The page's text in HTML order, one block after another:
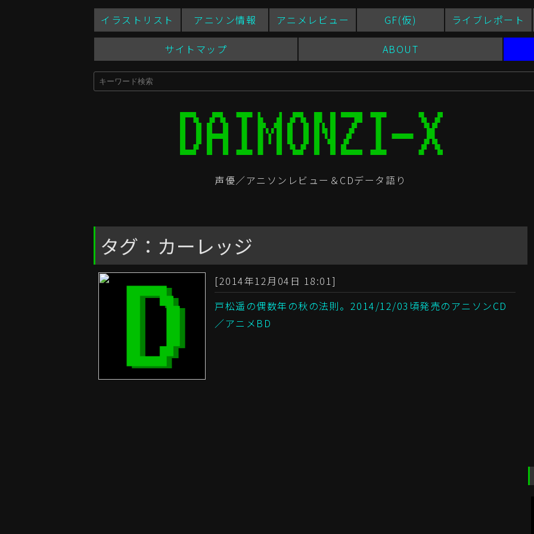
イラストリスト アニソン情報 アニメレビュー GF(仮) ライブレポート
サイトマップ ABOUT
声優／アニソンレビュー＆CDデータ語り
タグ：カーレッジ
[2014年12月04日 18:01]
戸松遥の偶数年の秋の法則。2014/12/03頃発売のアニソンCD
／アニメBD